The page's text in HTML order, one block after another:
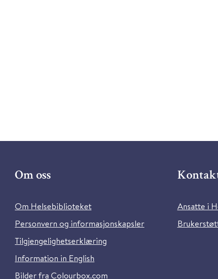
Om oss
Om Helsebiblioteket
Personvern og informasjonskapsler
Tilgjengelighetserklæring
Information in English
Bilder fra Colourbox.com
Ansatte i